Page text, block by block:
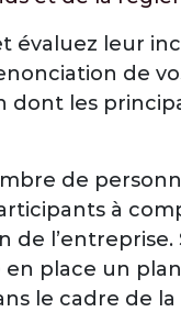
évaluez leur
de
les
de
à
en place un
le cadre de